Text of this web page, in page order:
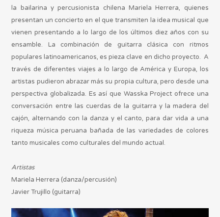
la bailarina y percusionista chilena Mariela Herrera, quienes
presentan un concierto en el que transmiten la idea musical que
vienen presentando a lo largo de los últimos diez años con su
ensamble. La combinación de guitarra clásica con ritmos
populares latinoamericanos, es pieza clave en dicho proyecto. A
través de diferentes viajes a lo largo de América y Europa, los
artistas pudieron abrazar más su propia cultura, pero desde una
perspectiva globalizada. Es así que Wasska Project ofrece una
conversación entre las cuerdas de la guitarra y la madera del
cajón, alternando con la danza y el canto, para dar vida a una
riqueza música peruana bañada de las variedades de colores
tanto musicales como culturales del mundo actual.
Artistas
Mariela Herrera (danza/percusión)
Javier Trujillo (guitarra)